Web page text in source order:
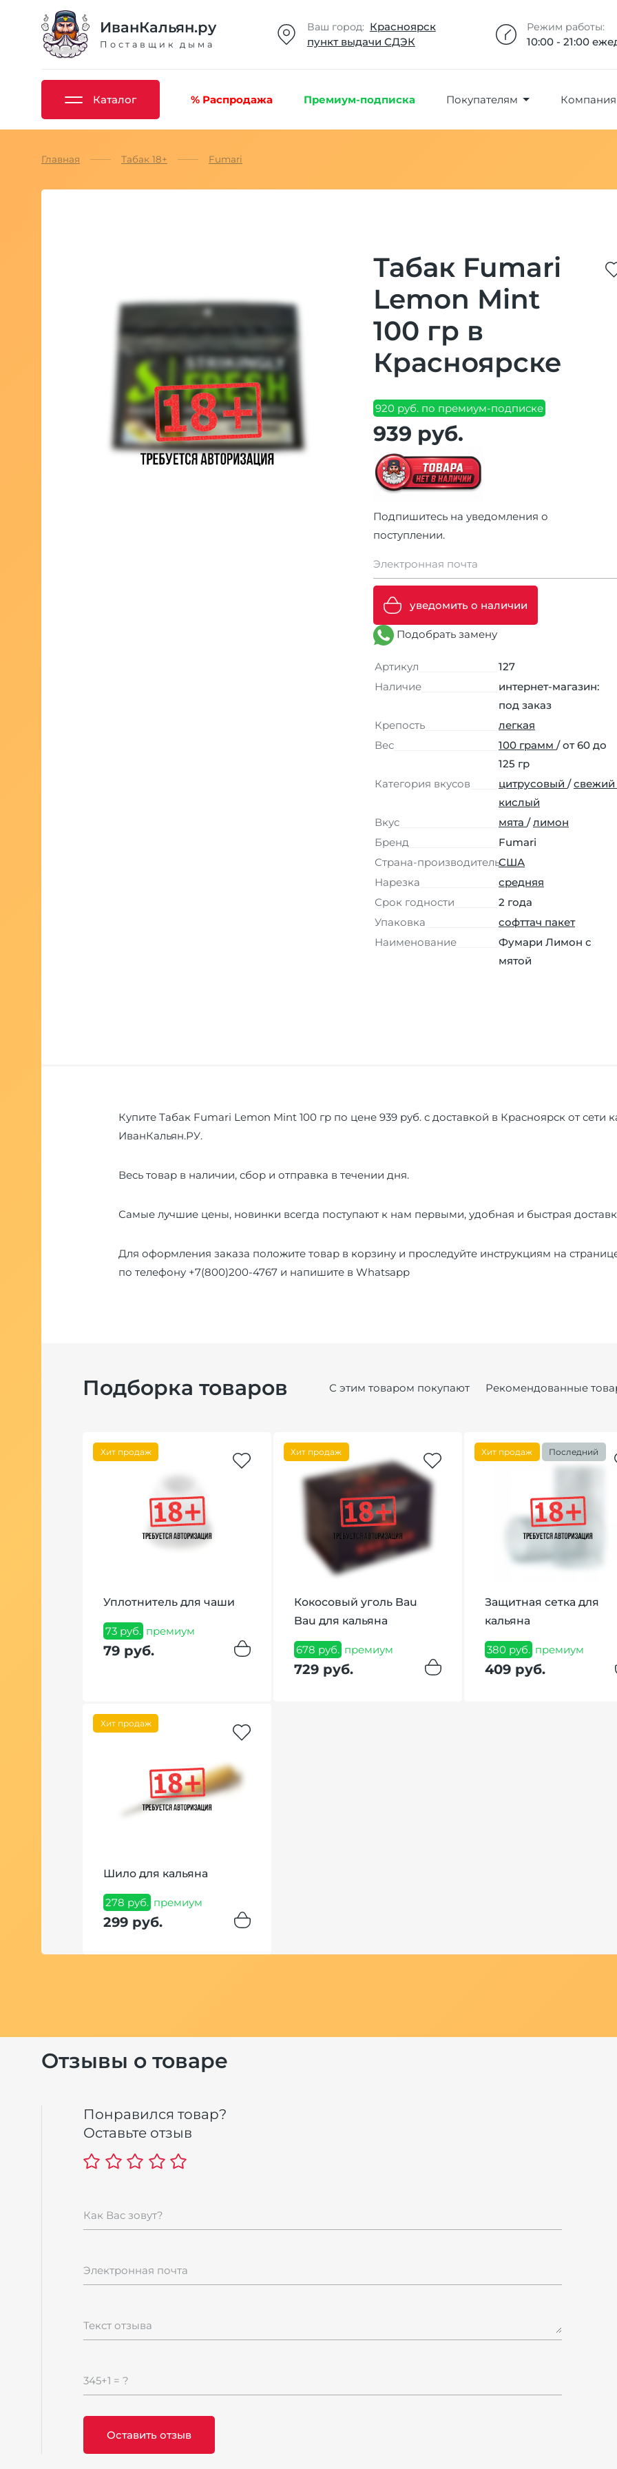
ИванКальян.ру
Поставщик дыма
Ваш город: Красноярск
пункт выдачи СДЭК
Режим работы:
10:00 - 21:00
Каталог % Распродажа Премиум-подписка Покупателям Компания
Добавлено максимальное кол-во товара
Главная Табак 18+ Fumari
Табак Fumari
Lemon Mint
100 гр в
Красноярске
920 руб. по премиум-подписке
939 руб.
Подпишитесь на уведомления о
поступлении.
Электронная почта
уведомить о наличии
Подобрать замену
Артикул
127
Наличие
интернет-магазин:
под заказ
Крепость
легкая
Вес
100 грамм / от 60 до
125 гр
Категория вкусов
цитрусовый /свежий
кислый
Вкус
мята /лимон
Бренд
Fumari
Страна-производительСША
Нарезка
средняя
Срок годности
2 года
Упаковка
софттач пакет
Наименование
Фумари Лимон с
мятой
Купите Табак Fumari Lemon Mint 100 гр по цене 939 руб. с доставкой в Красноярск от сети
ИванКальян.РУ.
Весь товар в наличии, сбор и отправка в течении дня.
Самые лучшие цены, новинки всегда поступают к нам первыми, удобная и быстрая
Для оформления заказа положите товар в корзину и проследуйте инструкциям на
по телефону +7(800)200-4767 и напишите в Whatsapp
Подборка товаров С этим товаром покупают Рекомендованные
Хит продаж
Уплотнитель для чаши
73 руб. премиум
79 руб.
Хит продаж
Кокосовый уголь Bau
Bau для кальяна
678 руб. премиум
729 руб.
Хит продаж Последний
Защитная сетка для
кальяна
380 руб. премиум
409 руб.
Хит продаж
Шило для кальяна
278 руб. премиум
299 руб.
Отзывы о товаре
Понравился товар?
Оставьте отзыв
Как Вас зовут?
Электронная почта
Текст отзыва
345+1 = ?